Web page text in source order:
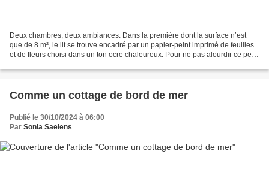
Deux chambres, deux ambiances. Dans la première dont la surface n’est
que de 8 m², le lit se trouve encadré par un papier-peint imprimé de feuilles
et de fleurs choisi dans un ton ocre chaleureux. Pour ne pas alourdir ce petit
Comme un cottage de bord de mer
Publié le 30/10/2024 à 06:00
Par Sonia Saelens